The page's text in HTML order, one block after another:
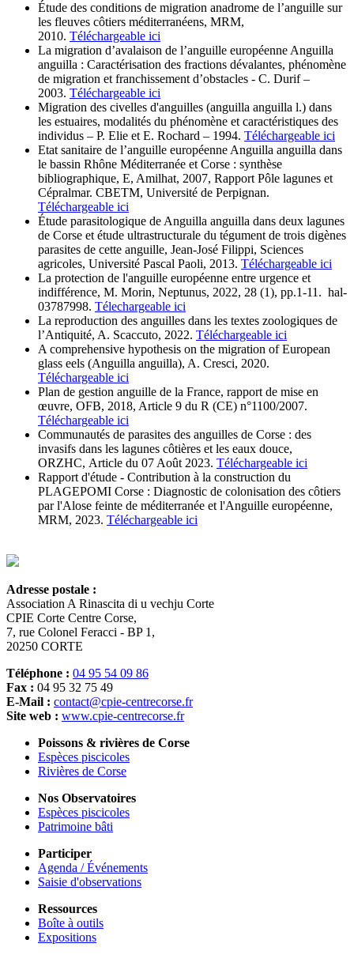
Étude des conditions de migration anadrome de l’anguille sur
les fleuves côtiers méditerranéens, MRM,
2010. Téléchargeable ici
La migration d’avalaison de l’anguille européenne Anguilla
anguilla : Caractérisation des fractions dévalantes, phénomène
de migration et franchissement d’obstacles - C. Durif –
2003. Téléchargeable ici
Migration des civelles d'anguilles (anguilla anguilla l.) dans
les estuaires, modalités du phénomène et caractéristiques des
individus – P. Elie et E. Rochard – 1994. Téléchargeable ici
Etat sanitaire de l’anguille européenne Anguilla anguilla dans
le bassin Rhône Méditerranée et Corse : synthèse
bibliographique, E, Amilhat, 2007, Rapport Pôle lagunes et
Cépralmar. CBETM, Université de Perpignan.
Téléchargeable ici
Étude parasitologique de Anguilla anguilla dans deux lagunes
de Corse et étude ultrastructurale du tégument de trois digènes
parasites de cette anguille, Jean-José Filippi, Sciences
agricoles, Université Pascal Paoli, 2013. Téléchargeable ici
La protection de l'anguille européenne entre urgence et
indifférence, M. Morin, Neptunus, 2022, 28 (1), pp.1-11. hal-
03787998. Télechargeable ici
La reproduction des anguilles dans les textes zoologiques de
l’Antiquité, A. Scaccuto, 2022. Téléchargeable ici
A comprehensive hypothesis on the migration of European
glass eels (Anguilla anguilla), A. Cresci, 2020.
Téléchargeable ici
Plan de gestion anguille de la France, rapport de mise en
œuvre, OFB, 2018, Article 9 du R (CE) n°1100/2007.
Téléchargeable ici
Communautés de parasites des anguilles de Corse : des
invasifs dans les lagunes côtières et les eaux douce,
ORZHC, Article du 07 Août 2023. Téléchargeable ici
Rapport d'étude - Contribution à la construction du
PLAGEPOMI Corse : Diagnostic de colonisation des côtiers
par l'Alose feinte de méditerranée et l'Anguille européenne,
MRM, 2023. Téléchargeable ici
Adresse postale :
Association A Rinascita di u vechju Corte
CPIE Corte Centre Corse,
7, rue Colonel Feracci - BP 1,
20250 CORTE
Téléphone : 04 95 54 09 86
Fax : 04 95 32 75 49
E-Mail : contact@cpie-centrecorse.fr
Site web : www.cpie-centrecorse.fr
Poissons & rivières de Corse
Espèces piscicoles
Rivières de Corse
Nos Observatoires
Espèces piscicoles
Patrimoine bâti
Participer
Agenda / Événements
Saisie d'observations
Ressources
Boîte à outils
Expositions